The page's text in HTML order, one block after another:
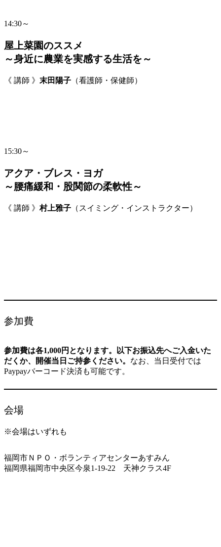
14:30～
屋上菜園のススメ
～身近に農業を実感する生活を～
《 講師 》 末田陽子 （看護師・保健師）
15:30～
アクア・ブレス・ヨガ
～腰痛緩和・股関節の柔軟性～
《 講師 》村上雅子 （スイミング・インストラクター）
参加費
参加費は各1,000円となります。以下お振込先へご入金いた
だくか、開催当日ご持参ください。 なお、当日受付では
Paypayバーコード決済も可能です。
会場
※会場はいずれも
福岡市ＮＰＯ・ボランティアセンターあすみん
福岡県福岡市中央区今泉1-19-22 天神クラス4F